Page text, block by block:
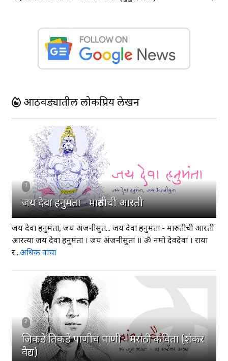
आठवड्यातील लोकप्रिय लेखन
1
जय देवा हनुमंता - मारुतीची आरती
जय देवा हनुमंता, जय अंजनीसुत... जय देवा हनुमंता - मारुतीची आरती
आरत्या जय देवा हनुमंता । जय अंजनीसुता ॥ ॐ नमो देवदेवा । राया
र...अधिक वाचा
2
जिकडे तिकडे पाणीच पाणी - मराठी कविता (शंकर
वैद्य)